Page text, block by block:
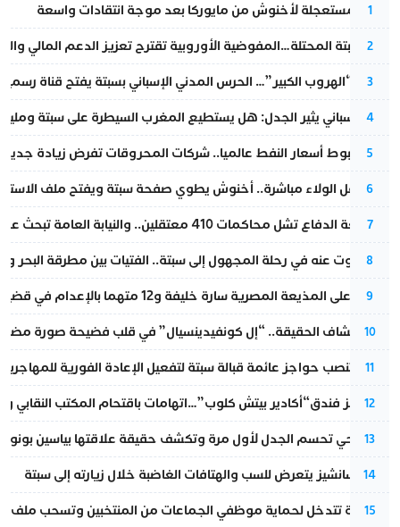
1
عودة مستعجلة لأخنوش من مايوركا بعد موجة انتقادات واسعة
2
أزمة سبتة المحتلة…المفوضية الأوروبية تقترح تعزيز الدعم المالي
3
عملية “الهروب الكبير”… الحرس المدني الإسباني بسبتة يفتح قناة
4
تقرير إسباني يثير الجدل: هل يستطيع المغرب السيطرة على سبتة
5
رغم هبوط أسعار النفط عالميا.. شركات المحروقات تفرض زيادة
6
بعد حفل الولاء مباشرة.. أخنوش يطوي صفحة سبتة ويفتح ملف
7
مقاطعة الدفاع تشل محاكمات 410 معتقلين.. والنيابة العامة تبحث عن حل قانوني
8
المسكوت عنه في رحلة المجهول إلى سبتة.. الفتيات بين مطرقة البحر
9
الحكم على المذيعة المصرية سارة خليفة و12 متهما بالإعدام في قضية هزت بلاد الفراعنة
10
بعد انكشاف الحقيقة.. “إل كونفيدينسيال” في قلب فضيحة صورة
11
إسبانيا تنصب حواجز عائمة قبالة سبتة لتفعيل الإعادة الفورية للمهاجرين
12
أزمة تهز فندق“أكادير بيتش كلوب”…اتهامات باقتحام المكتب النقابي
13
نورا فتحي تحسم الجدل لأول مرة وتكشف حقيقة علاقتها بياسين بونو
14
بيدرو سانشيز يتعرض للسب والهتافات الغاضبة خلال زيارته إلى سبتة
15
الداخلية تتدخل لحماية موظفي الجماعات من المنتخبين وتسحب ملف